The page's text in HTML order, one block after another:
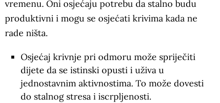
vremenu. Oni osjećaju potrebu da stalno budu
produktivni i mogu se osjećati krivima kada ne
rade ništa.
Osjećaj krivnje pri odmoru može spriječiti
dijete da se istinski opusti i uživa u
jednostavnim aktivnostima. To može dovesti
do stalnog stresa i iscrpljenosti.